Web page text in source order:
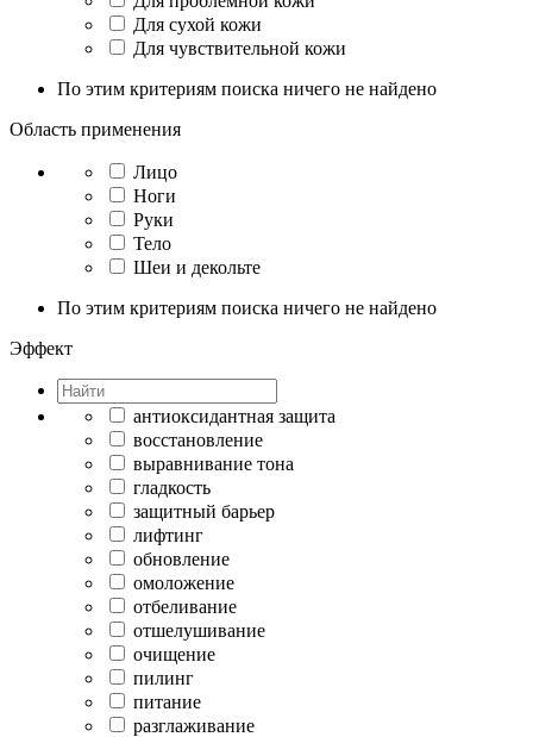
Для сухой кожи
Для чувствительной кожи
По этим критериям поиска ничего не найдено
Область применения
Лицо
Ноги
Руки
Тело
Шеи и декольте
По этим критериям поиска ничего не найдено
Эффект
антиоксидантная защита
восстановление
выравнивание тона
гладкость
защитный барьер
лифтинг
обновление
омоложение
отбеливание
отшелушивание
очищение
пилинг
питание
разглаживание